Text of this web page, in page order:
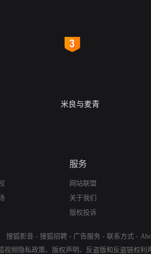
米良与麦青
服务
网站联盟
关于我们
版权投诉
搜狐影音 - 搜狐招聘 - 广告服务 - 联系方式 -
视频隐私政策、 版权声明 、 反盗版和反盗链权利